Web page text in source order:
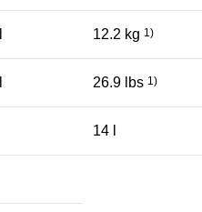
12.2 kg 1)
26.9 lbs 1)
14 l